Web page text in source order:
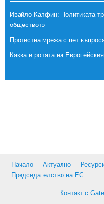
Ивайло Калфин: Политиката
обществото
Протестна мрежа с пет
Каква е ролята на
Начало Актуално
Председателство на ЕС
Контакт с